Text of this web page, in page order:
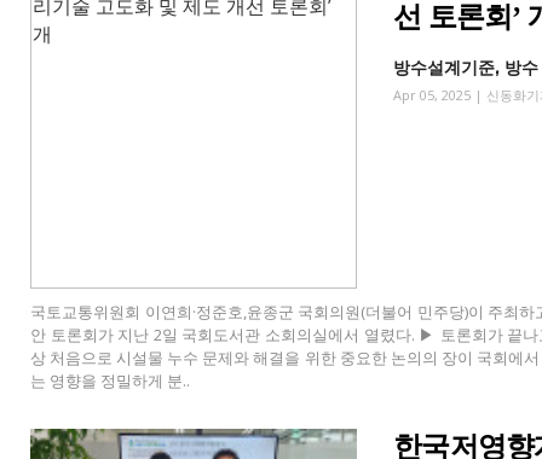
선 토론회’
방수설계기준, 방
Apr 05, 2025 | 신동화
국토교통위원회 이연희·정준호,윤종군 국회의원(더불어 민주당)이 주최
안 토론회가 지난 2일 국회도서관 소회의실에서 열렸다. ▶ 토론회가 끝
상 처음으로 시설물 누수 문제와 해결을 위한 중요한 논의의 장이 국회에
는 영향을 정밀하게 분..
한국저영